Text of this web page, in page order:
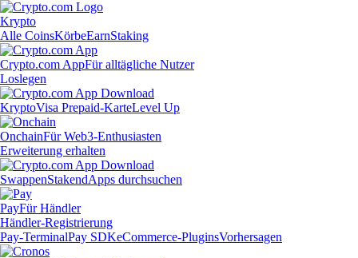
Krypto
Alle CoinsKörbeEarnStaking
Crypto.com AppFür alltägliche Nutzer
Loslegen
KryptoVisa Prepaid-KarteLevel Up
OnchainFür Web3-Enthusiasten
Erweiterung erhalten
SwappenStakendApps durchsuchen
PayFür Händler
Händler-Registrierung
Pay-TerminalPay SDKeCommerce-PluginsVorhersagen